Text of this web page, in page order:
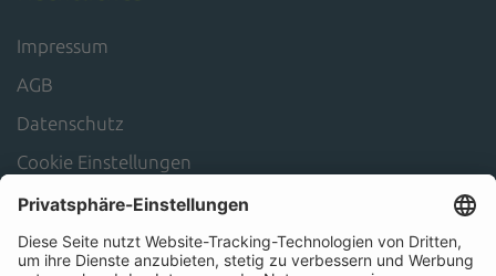
Impressum
AGB
Datenschutz
Cookie Einstellungen